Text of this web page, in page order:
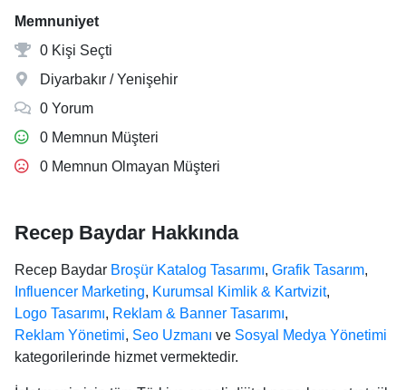
Memnuniyet
0 Kişi Seçti
Diyarbakır / Yenişehir
0 Yorum
0 Memnun Müşteri
0 Memnun Olmayan Müşteri
Recep Baydar Hakkında
Recep Baydar Broşür Katalog Tasarımı, Grafik Tasarım,
Influencer Marketing, Kurumsal Kimlik & Kartvizit,
Logo Tasarımı, Reklam & Banner Tasarımı,
Reklam Yönetimi, Seo Uzmanı ve Sosyal Medya Yönetimi
kategorilerinde hizmet vermektedir.